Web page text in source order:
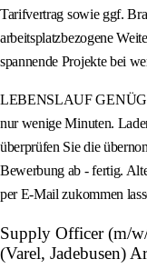
Tarifvertrag sowie ggf.
arbeitsplatzbezogene
spannende Projekte bei
LEBENSLAUF
nur wenige Minuten.
überprüfen Sie die
Bewerbung ab - fertig.
per E-Mail zukommen
Supply Officer (m/
(Varel, Jadebusen)